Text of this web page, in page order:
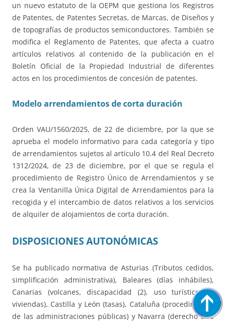
un nuevo estatuto de la OEPM que gestiona los Registros
de Patentes, de Patentes Secretas, de Marcas, de Diseños y
de topografías de productos semiconductores. También se
modifica el Reglamento de Patentes, que afecta a cuatro
artículos relativos al contenido de la publicación en el
Boletín Oficial de la Propiedad Industrial de diferentes
actos en los procedimientos de concesión de patentes.
Modelo arrendamientos de corta duración
Orden VAU/1560/2025, de 22 de diciembre, por la que se
aprueba el modelo informativo para cada categoría y tipo
de arrendamientos sujetos al artículo 10.4 del Real Decreto
1312/2024, de 23 de diciembre, por el que se regula el
procedimiento de Registro Único de Arrendamientos y se
crea la Ventanilla Única Digital de Arrendamientos para la
recogida y el intercambio de datos relativos a los servicios
de alquiler de alojamientos de corta duración.
DISPOSICIONES AUTONÓMICAS
Se ha publicado normativa de Asturias (Tributos cedidos,
simplificación administrativa), Baleares (días inhábiles),
Canarias (volcanes, discapacidad (2), uso turístico de
viviendas), Castilla y León (tasas), Cataluña (procedimiento
de las administraciones públicas) y Navarra (derecho a la